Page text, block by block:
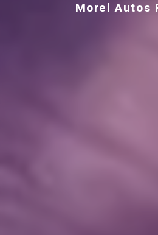
Morel Autos